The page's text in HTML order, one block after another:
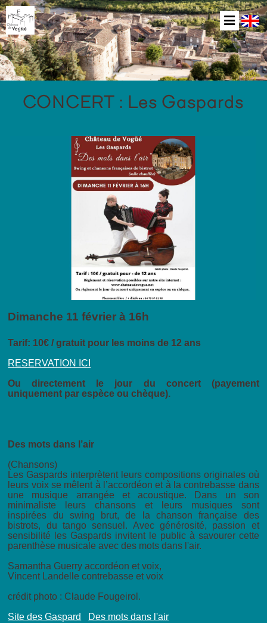
CONCERT : Les Gaspards
Dimanche 11 février à 16h
Tarif: 10€ / gratuit pour les moins de 12 ans
RESERVATION ICI
Ou directement le jour du concert (payement
uniquement par espèce ou chèque).
Des mots dans l’air
(Chansons)
Les Gaspards interprètent leurs compositions originales où
leurs voix se mêlent à l’accordéon et à la contrebasse dans
une musique arrangée et acoustique. Dans un son
minimaliste leurs chansons et leurs musiques sont
inspirées du swing brut, de la chanson française des
bistrots, du tango sensuel. Avec générosité, passion et
sensibilité les Gaspards invitent le public à savourer cette
parenthèse musicale avec des mots dans l'air.
Samantha Guerry accordéon et voix,
Vincent Landelle contrebasse et voix
crédit photo : Claude Fougeirol.
Site des Gaspard
Des mots dans l'air